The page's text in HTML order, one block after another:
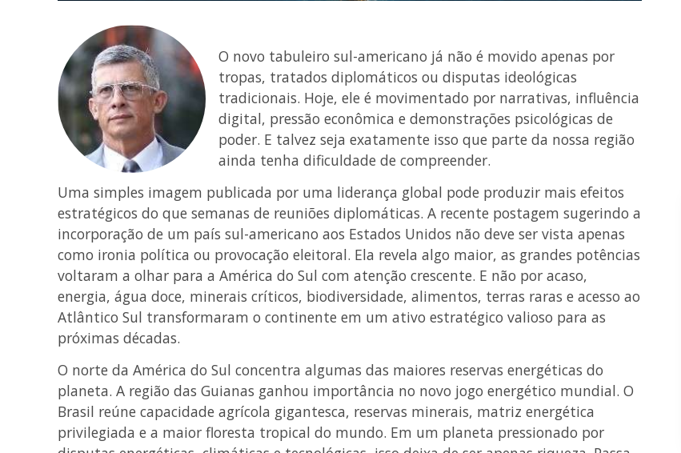
O novo tabuleiro sul-americano já não é movido apenas por
tropas, tratados diplomáticos ou disputas ideológicas
tradicionais. Hoje, ele é movimentado por narrativas, influência
digital, pressão econômica e demonstrações psicológicas de
poder. E talvez seja exatamente isso que parte da nossa região
ainda tenha dificuldade de compreender.
Uma simples imagem publicada por uma liderança global pode produzir mais efeitos
estratégicos do que semanas de reuniões diplomáticas. A recente postagem sugerindo a
incorporação de um país sul-americano aos Estados Unidos não deve ser vista apenas
como ironia política ou provocação eleitoral. Ela revela algo maior, as grandes potências
voltaram a olhar para a América do Sul com atenção crescente. E não por acaso,
energia, água doce, minerais críticos, biodiversidade, alimentos, terras raras e acesso ao
Atlântico Sul transformaram o continente em um ativo estratégico valioso para as
próximas décadas.
O norte da América do Sul concentra algumas das maiores reservas energéticas do
planeta. A região das Guianas ganhou importância no novo jogo energético mundial. O
Brasil reúne capacidade agrícola gigantesca, reservas minerais, matriz energética
privilegiada e a maior floresta tropical do mundo. Em um planeta pressionado por